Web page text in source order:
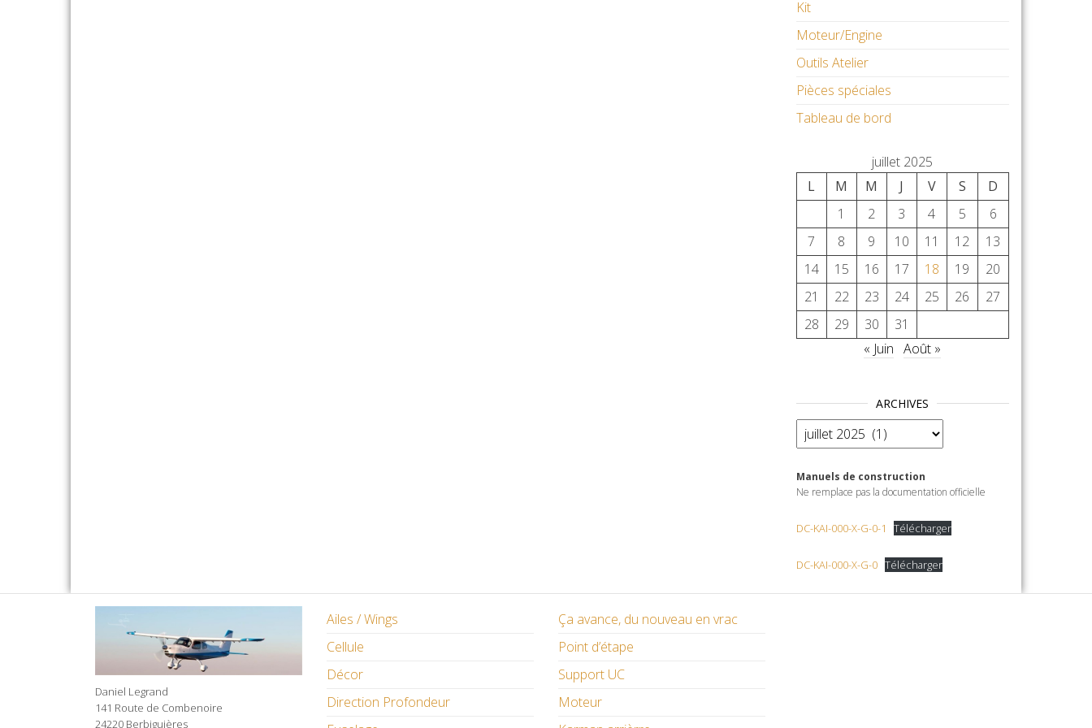
Kit
Moteur/Engine
Outils Atelier
Pièces spéciales
Tableau de bord
juillet 2025
L
M M J V S
D
1
2 3 4 5
6
7
8 9 10 11 12
13
14
15 16 17 18 19
20
21
22 23 24 25 26
27
28
29 30
31
« Juin
Août »
ARCHIVES
Archives
Manuels de construction
Ne remplace pas la documentation officielle
DC-KAI-000-X-G-0-1 Télécharger
DC-KAI-000-X-G-0 Télécharger
Daniel Legrand
141 Route de Combenoire
24220 Berbiguières
Ailes / Wings
Cellule
Décor
Direction Profondeur
Ça avance, du nouveau en vrac
Point d’étape
Support UC
Moteur